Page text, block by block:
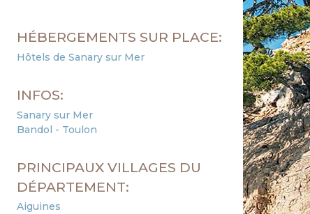
HÉBERGEMENTS SUR PLACE:
Hôtels de Sanary sur Mer
INFOS:
Sanary sur Mer
Bandol - Toulon
PRINCIPAUX VILLAGES DU
DÉPARTEMENT:
Aiguines